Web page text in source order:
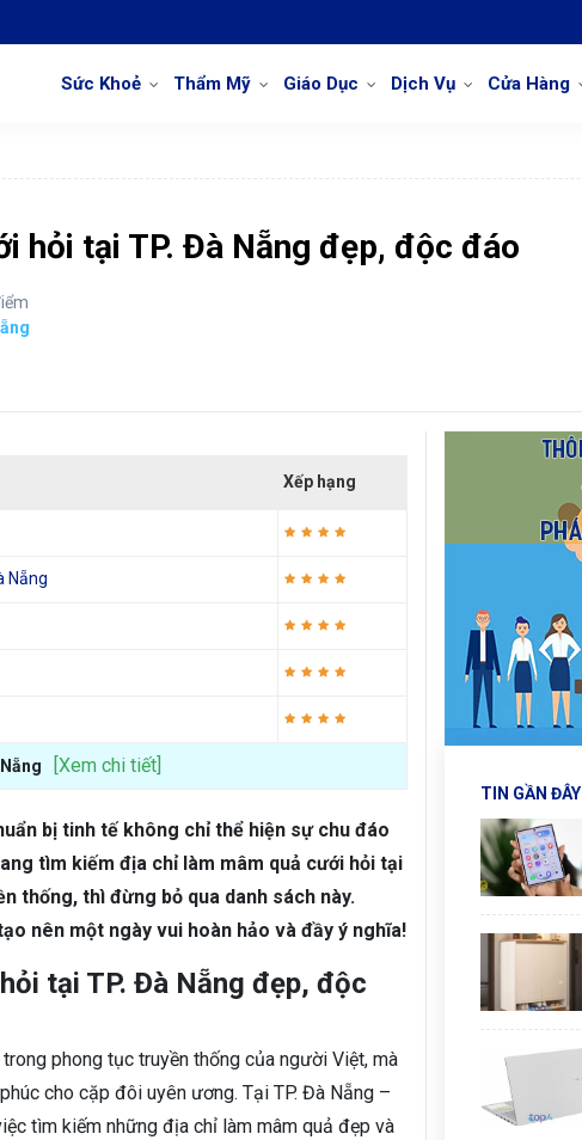
Sức Khoẻ Thẩm Mỹ Giáo Dục Dịch Vụ Cửa Hàng
hỏi tại TP. Đà Nẵng đẹp, độc đáo
Xếp hạng
Nẵng
[Xem chi tiết]
bị tinh tế không chỉ thể hiện sự chu đáo
tìm kiếm địa chỉ làm mâm quả cưới hỏi tại
thống, thì đừng bỏ qua danh sách này.
nên một ngày vui hoàn hảo và đầy ý nghĩa!
tại TP. Đà Nẵng đẹp, độc
phong tục truyền thống của người Việt, mà
cho cặp đôi uyên ương. Tại TP. Đà Nẵng –
tìm kiếm những địa chỉ làm mâm quả đẹp và
TIN GẦN ĐÂY